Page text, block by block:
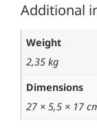
Additional
Weight
2,35 kg
Dimensions
27 × 5,5 × 17